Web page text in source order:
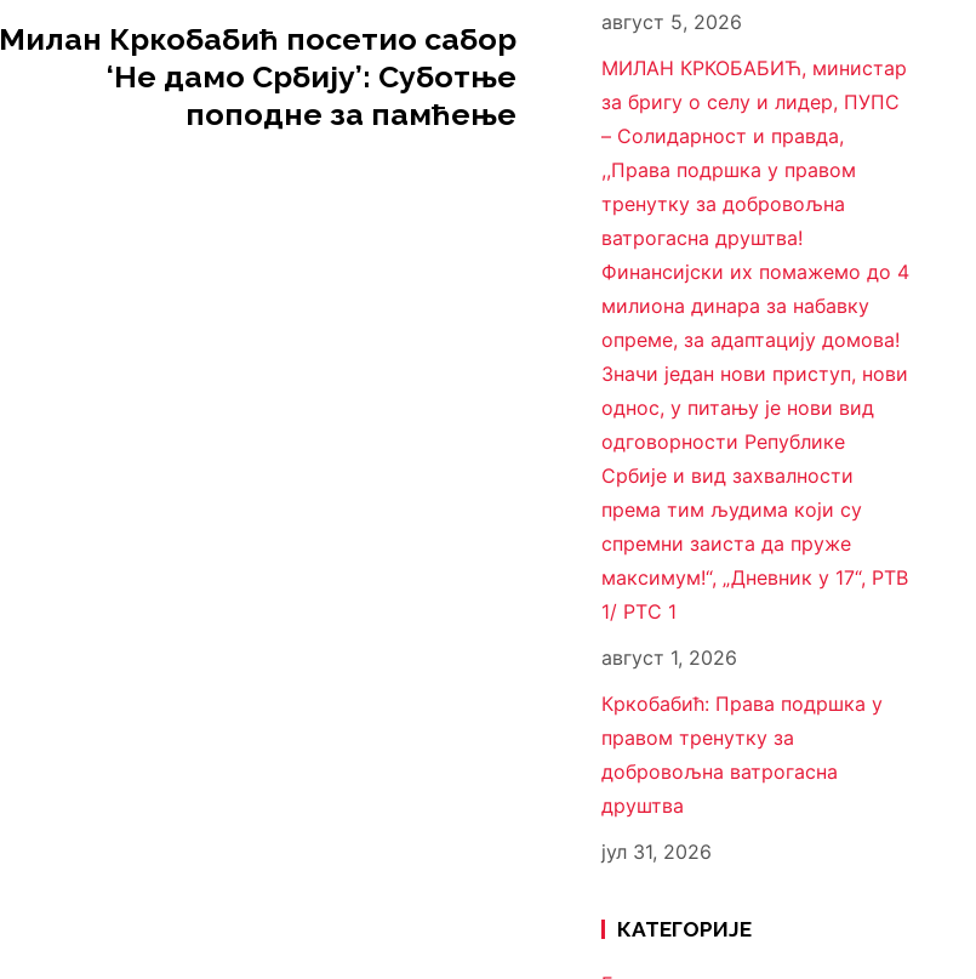
Милан Кркобабић посетио сабор
‘Не дамо Србију’: Суботње
поподне за памћење
август 5, 2026
МИЛАН КРКОБАБИЋ, министар
за бригу о селу и лидер, ПУПС
– Солидарност и правда,
,,Права подршка у правом
тренутку за добровољна
ватрогасна друштва!
Финансијски их помажемо до 4
милиона динара за набавку
опреме, за адаптацију домова!
Значи један нови приступ, нови
однос, у питању је нови вид
одговорности Републике
Србије и вид захвалности
према тим људима који су
спремни заиста да пруже
максимум!“, „Дневник у 17“, РТВ
1/ РТС 1
август 1, 2026
Кркобабић: Права подршка у
правом тренутку за
добровољна ватрогасна
друштва
јул 31, 2026
КАТЕГОРИЈЕ